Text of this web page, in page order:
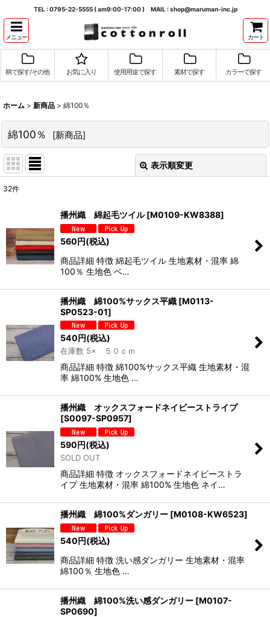
TEL : 0795-22-5555 ( am9:00-17:00 ) MAIL : shop@maruman-inc.jp
メニュー カート
柄で探す/その他 お気に入り 使用用途で探す 素材で探す カラーで探す
ホーム > 新商品 > 綿100％
綿100％ [新商品]
表示順変更
並び順:
絞り込む
32件
播州織 綿起毛ツイル [M0109-KW8388]
560円(税込)
商品詳細 特徴 綿起毛ツイル 生地素材・混率 綿
100％ 生地色 ベ…
播州織 綿100%サックス平織 [M0113-
SP0523-01]
540円(税込)
在庫数 5× ５０ｃｍ
商品詳細 特徴 綿100%サックス平織 生地素材・混
率 綿100% 生地色 …
播州織 オックスフォードネイビーストライプ
[S0097-SP0957]
590円(税込)
SOLD OUT
商品詳細 特徴 オックスフォードネイビーストラ
イプ 生地素材・混率 綿100% 生地色 ネイ…
播州織 綿100%ダンガリー [M0108-KW6523]
540円(税込)
商品詳細 特徴 洗い感ダンガリー 生地素材・混率
綿100％ 生地色 …
播州織 綿100%洗い感ダンガリー [M0107-
SP0690]